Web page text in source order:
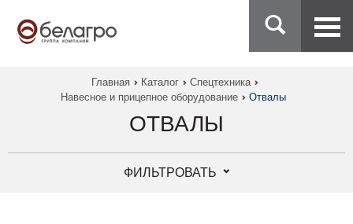
Главная Каталог
Спецтехника
Навесное и прицепное оборудование
Отвалы
ОТВАЛЫ
ФИЛЬТРОВАТЬ